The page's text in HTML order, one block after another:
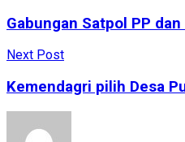
Gabungan Satpol PP
Next Post
Kemendagri pilih Desa